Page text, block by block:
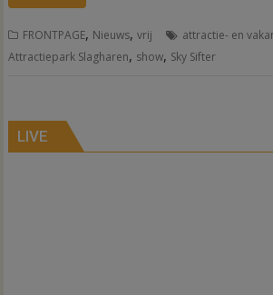
FRONTPAGE, Nieuws,vrij attractie- en
Attractiepark Slagharen, show, Sky Sifter
LIVE